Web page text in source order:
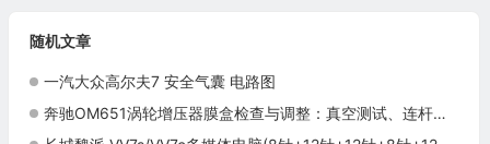
随机文章
一汽大众高尔夫7 安全气囊 电路图
奔驰OM651涡轮增压器膜盒检查与调整：真空测试、连杆行程和锁紧复查